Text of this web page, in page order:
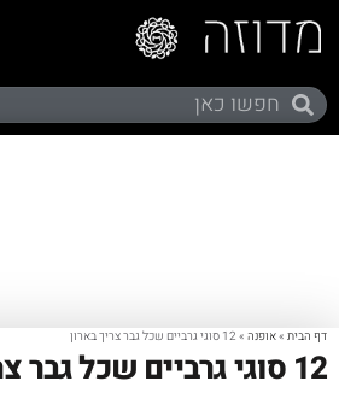
דף הבית »אופנה » 12 סוגי גרביים שכל גבר צריך בארון
12 סוגי גרביים שכל גבר צריך בארון